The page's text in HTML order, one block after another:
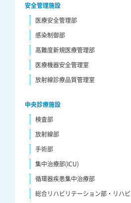
安全管理施設
医療安全管理部
感染制御部
高難度新規医療管理部
医療機器安全管理室
放射線診療品質管理室
中央診療施設
検査部
放射線部
手術部
集中治療部(ICU)
循環器疾患集中治療部
総合リハビリテーション部・リハ